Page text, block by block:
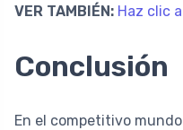
VER TAMBIÉN: Haz clic
Conclusión
En el competitivo